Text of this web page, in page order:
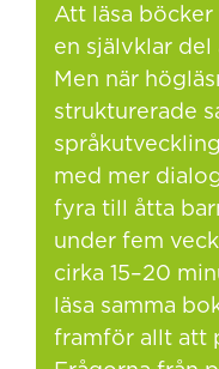
Att läsa böcker
en självklar del
Men när
strukturerade
med mer
fyra till åtta
under fem
cirka 15–20
läsa samma
framför allt att